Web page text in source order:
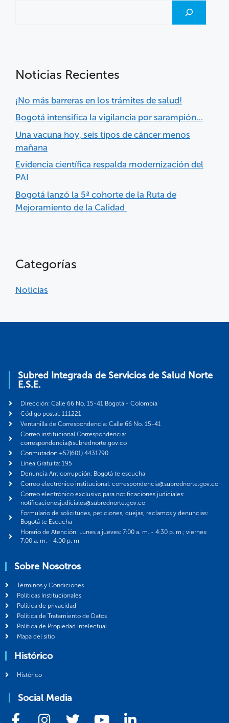
Noticias Recientes
¡No más barreras en los trámites de salud!
Bogotá intensifica la vigilancia por sarampión…
Una vacuna hoy, seis tipos de cáncer menos
mañana
Evidencia científica respalda modernización del
PAI
Bogotá lanzó la 5ª cohorte de la Ruta de
Mejoramiento de la Calidad
Categorías
Noticias
Subred Integrada de Servicios de Salud Norte
E.S.E.
Dirección: Calle 66 No. 15-41 Bogotá - Colombia
Código postal: 111221
Ventanilla de Correspondencia: Calle 66 No. 15-41
Correo institucional Correspondencia:
correspondencia@subrednorte.gov.co
Conmutador: +57(601) 4431790
Línea Gratuita: 195
Denuncia Anticorrupción: Bogotá te escucha
Correo electrónico institucional: correspondencia@subrednorte.gov.co
Correo electrónico exclusivo para notificaciones judiciales:
notificacionesjudiciales@subrednorte.gov.co
Formulario de solicitudes, peticiones, quejas, reclamos y denuncias:
Bogotá te Escucha
Horario de Atención: Lunes a jueves: 7:00 a. m. - 4:30 p. m.; viernes:
7:00 a. m. - 4:00 p. m.
Sobre Nosotros
Términos y Condiciones
Politicas Institucionales
Política de privacidad
Política de Tratamiento de Datos
Política de Propiedad Intelectual
Mapa del sitio
Histórico
Histórico
Social Media